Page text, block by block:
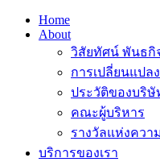
Home
About
วิสัยทัศน์ พันธกิ
การเปลี่ยนแป
ประวัติของบริ
คณะผู้บริหาร
รางวัลแห่งควา
บริการของเรา